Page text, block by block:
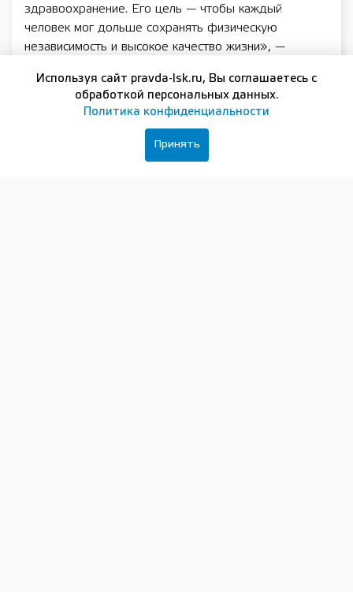
здравоохранение. Его цель — чтобы каждый
человек мог дольше сохранять физическую
независимость и высокое качество жизни», —
правительства Нижегородской области Екатерина
Нижегородские ученые обращают внимание, что
встроенные датчики современных «умных» часов и
Используя сайт pravda-lsk.ru, Вы соглашаетесь с
обработкой персональных данных.
Политика конфиденциальности
Принять